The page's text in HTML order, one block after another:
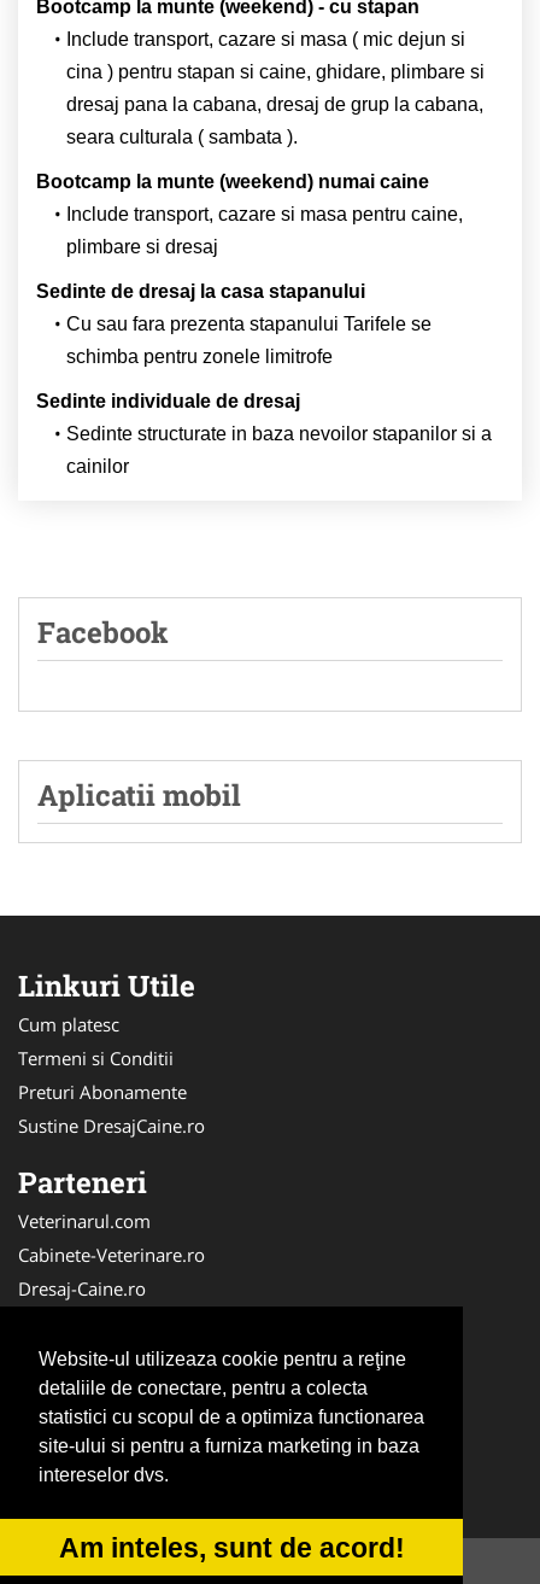
Website-ul utilizeaza cookie pentru a reţine
detaliile de conectare, pentru a colecta
statistici cu scopul de a optimiza functionarea
site-ului si pentru a furniza marketing in baza
intereselor dvs.
Am inteles, sunt de acord!
Bootcamp la munte (weekend) - cu stapan
Include transport, cazare si masa ( mic dejun si
cina ) pentru stapan si caine, ghidare, plimbare si
dresaj pana la cabana, dresaj de grup la cabana,
seara culturala ( sambata ).
Bootcamp la munte (weekend) numai caine
Include transport, cazare si masa pentru caine,
plimbare si dresaj
Sedinte de dresaj la casa stapanului
Cu sau fara prezenta stapanului Tarifele se
schimba pentru zonele limitrofe
Sedinte individuale de dresaj
Sedinte structurate in baza nevoilor stapanilor si a
cainilor
Facebook
Aplicatii mobil
Linkuri Utile
Cum platesc
Termeni si Conditii
Preturi Abonamente
Sustine DresajCaine.ro
Parteneri
Veterinarul.com
Cabinete-Veterinare.ro
Dresaj-Caine.ro
Medic-Bun.com
SalonFrizerieCanina.com
DresajCaine.ro
NonStopDeschis.ro